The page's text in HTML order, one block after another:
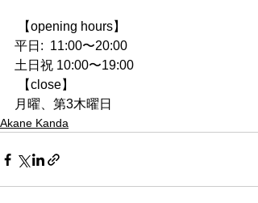
【opening hours】
平日:  11:00〜20:00
土日祝 10:00〜19:00
【close】
月曜、第3木曜日
Akane Kanda